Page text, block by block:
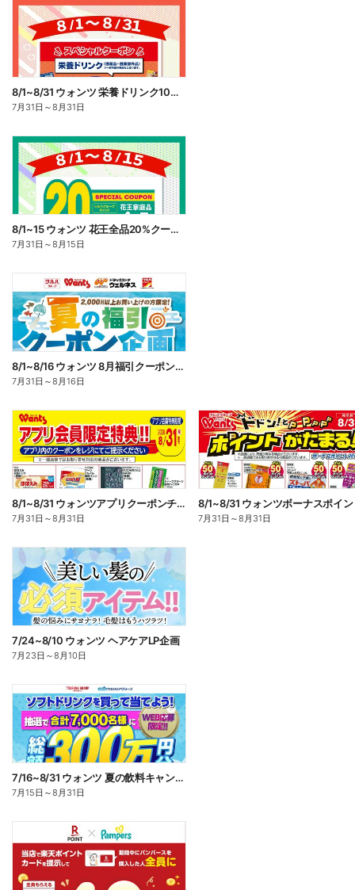
8/1~8/31 ウォンツ 栄養ドリンク10%ポイント還元
7月31日 ～8月31日
8/1~15 ウォンツ 花王全品20%クーポン
7月31日 ～8月15日
8/1~8/16 ウォンツ 8月福引クーポン企画
7月31日 ～8月16日
8/1~8/31 ウォンツアプリクーポンチラシ
7月31日 ～8月31日 7月31日 ～8月31日
7/24~8/10 ウォンツ ヘアケアLP企画
7月23日 ～8月10日
7/16~8/31 ウォンツ 夏の飲料キャンペーン
7月15日 ～8月31日